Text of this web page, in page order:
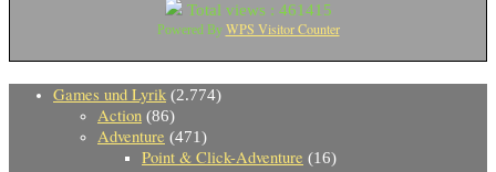
Total views : 461415
Powered By WPS Visitor Counter
Games und Lyrik (2.774)
Action (86)
Adventure (471)
Point & Click-Adventure (16)